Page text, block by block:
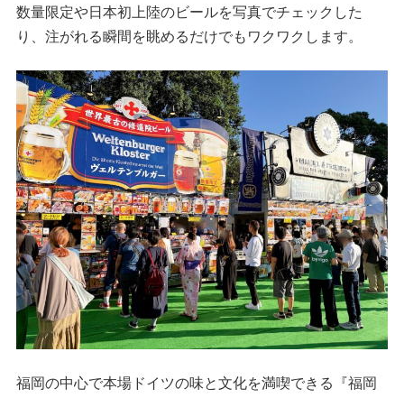
数量限定や日本初上陸のビールを写真でチェックした
り、注がれる瞬間を眺めるだけでもワクワクします。
福岡の中心で本場ドイツの味と文化を満喫できる『福岡